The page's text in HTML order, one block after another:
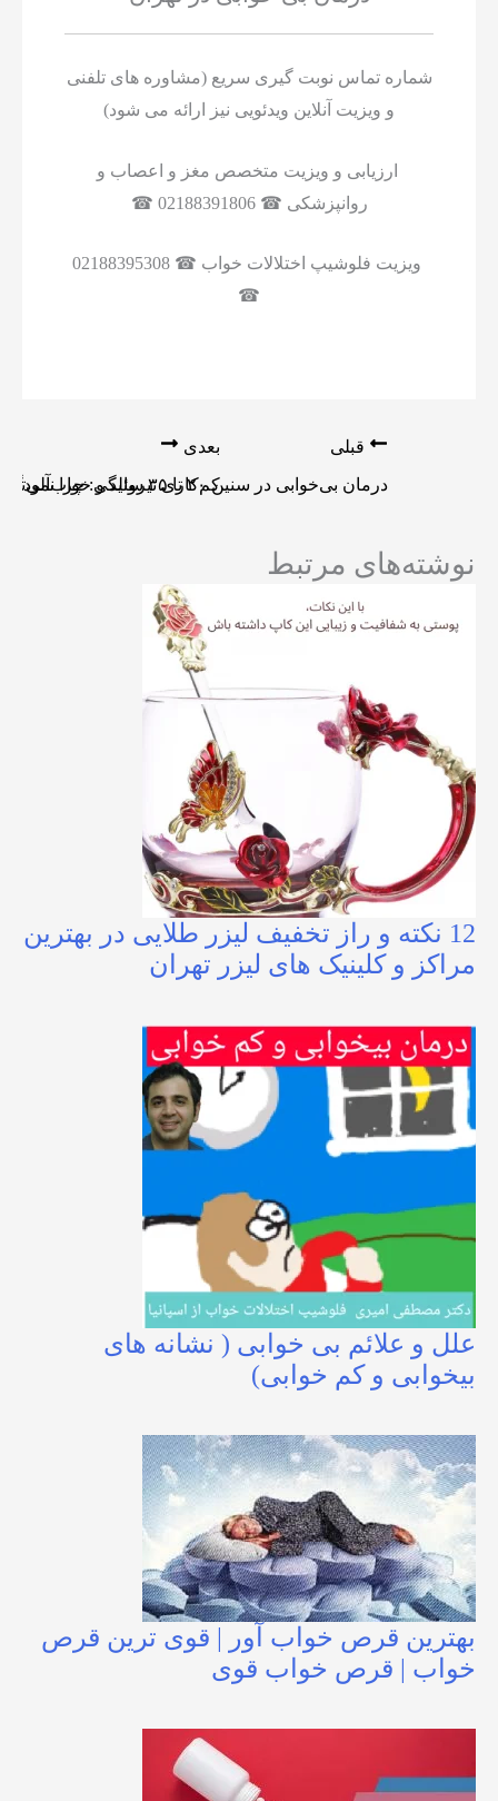
شماره تماس نوبت گیری سریع (مشاوره های تلفنی
و ویزیت آنلاین ویدئویی نیز ارائه می شود)
ارزیابی و ویزیت متخصص مغز و اعصاب و
روانپزشکی ☎ 02188391806 ☎
ویزیت فلوشیپ اختلالات خواب ☎ 02188395308
☎
قبلی
درمان بی‌خوابی در سنین ۲۰ تا ۳۵ سالگی: چرا نمی‌توانیم خوب بخوابیم و چه باید کرد؟ 💤🌙🔬
بعدی
کم‌کاری تیروئید و
نوشته‌های مرتبط
12 نکته و راز تخفیف لیزر طلایی در بهترین
مراکز و کلینیک های لیزر تهران
علل و علائم بی خوابی ( نشانه های
بیخوابی و کم خوابی)
بهترین قرص خواب آور | قوی ترین قرص
خواب | قرص خواب قوی